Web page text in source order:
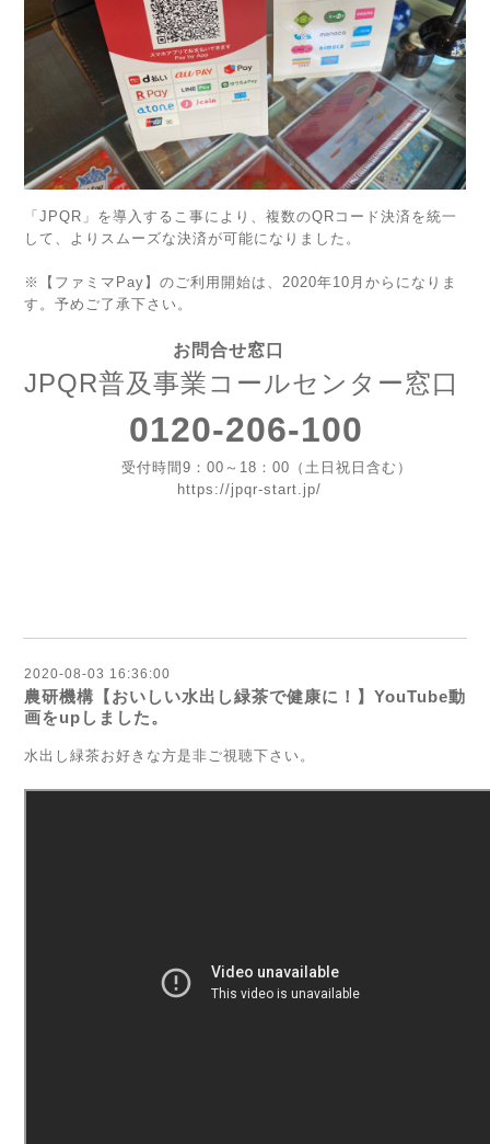
「JPQR」を導入するこ事により、複数のQRコード決済を統一
して、よりスムーズな決済が可能になりました。
※【ファミマPay】のご利用開始は、2020年10月からになりま
す。予めご了承下さい。
お問合せ窓口
JPQR普及事業コールセンター窓口
0120-206-100
受付時間9：00～18：00（土日祝日含む）
https://jpqr-start.jp/
2020-08-03 16:36:00
農研機構【おいしい水出し緑茶で健康に！】YouTube動
画をupしました。
水出し緑茶お好きな方是非ご視聴下さい。